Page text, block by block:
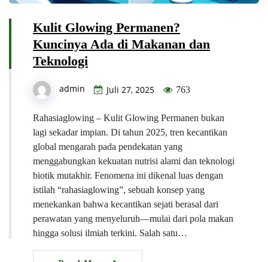
Kulit Glowing Permanen?
Kuncinya Ada di Makanan dan
Teknologi
admin Juli 27, 2025 763
Rahasiaglowing – Kulit Glowing Permanen bukan
lagi sekadar impian. Di tahun 2025, tren kecantikan
global mengarah pada pendekatan yang
menggabungkan kekuatan nutrisi alami dan teknologi
biotik mutakhir. Fenomena ini dikenal luas dengan
istilah “rahasiaglowing”, sebuah konsep yang
menekankan bahwa kecantikan sejati berasal dari
perawatan yang menyeluruh—mulai dari pola makan
hingga solusi ilmiah terkini. Salah satu…